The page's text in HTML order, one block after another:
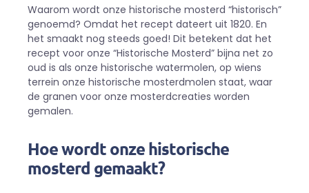
Waarom wordt onze historische mosterd “historisch”
genoemd? Omdat het recept dateert uit 1820. En
het smaakt nog steeds goed! Dit betekent dat het
recept voor onze “Historische Mosterd” bijna net zo
oud is als onze historische watermolen, op wiens
terrein onze historische mosterdmolen staat, waar
de granen voor onze mosterdcreaties worden
gemalen.
Hoe wordt onze historische
mosterd gemaakt?